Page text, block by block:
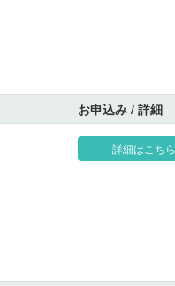
お申込み / 詳細
詳細はこちら